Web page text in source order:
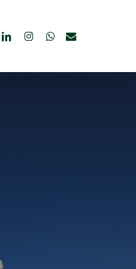
linkedininstagramwhatsapp
email